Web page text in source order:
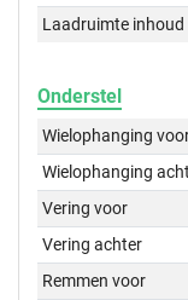
Laadruimte inhoud
Onderstel
Wielophanging
Wielophanging
Vering voor
Vering achter
Remmen voor